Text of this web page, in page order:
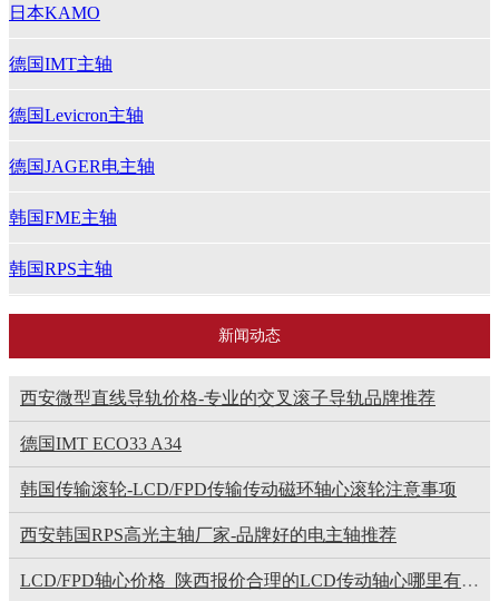
日本KAMO
德国IMT主轴
德国Levicron主轴
德国JAGER电主轴
韩国FME主轴
韩国RPS主轴
韩国LCM电机
日本阿尔卑斯夹头
新闻动态
西安微型直线导轨价格-专业的交叉滚子导轨品牌推荐
德国IMT ECO33 A34
韩国传输滚轮-LCD/FPD传输传动磁环轴心滚轮注意事项
西安韩国RPS高光主轴厂家-品牌好的电主轴推荐
LCD/FPD轴心价格_陕西报价合理的LCD传动轴心哪里有供应